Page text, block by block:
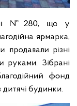
№280, що у
ярмарка,
продавали різні
руками. Зібрані
фонд
дитячі будинки.